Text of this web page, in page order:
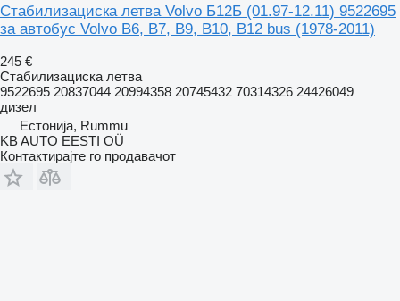
Стабилизациска летва Volvo Б12Б (01.97-12.11) 9522695
за автобус Volvo B6, B7, B9, B10, B12 bus (1978-2011)
245 €
Стабилизациска летва
9522695 20837044 20994358 20745432 70314326 24426049
дизел
Естонија, Rummu
KB AUTO EESTI OÜ
Контактирајте го продавачот